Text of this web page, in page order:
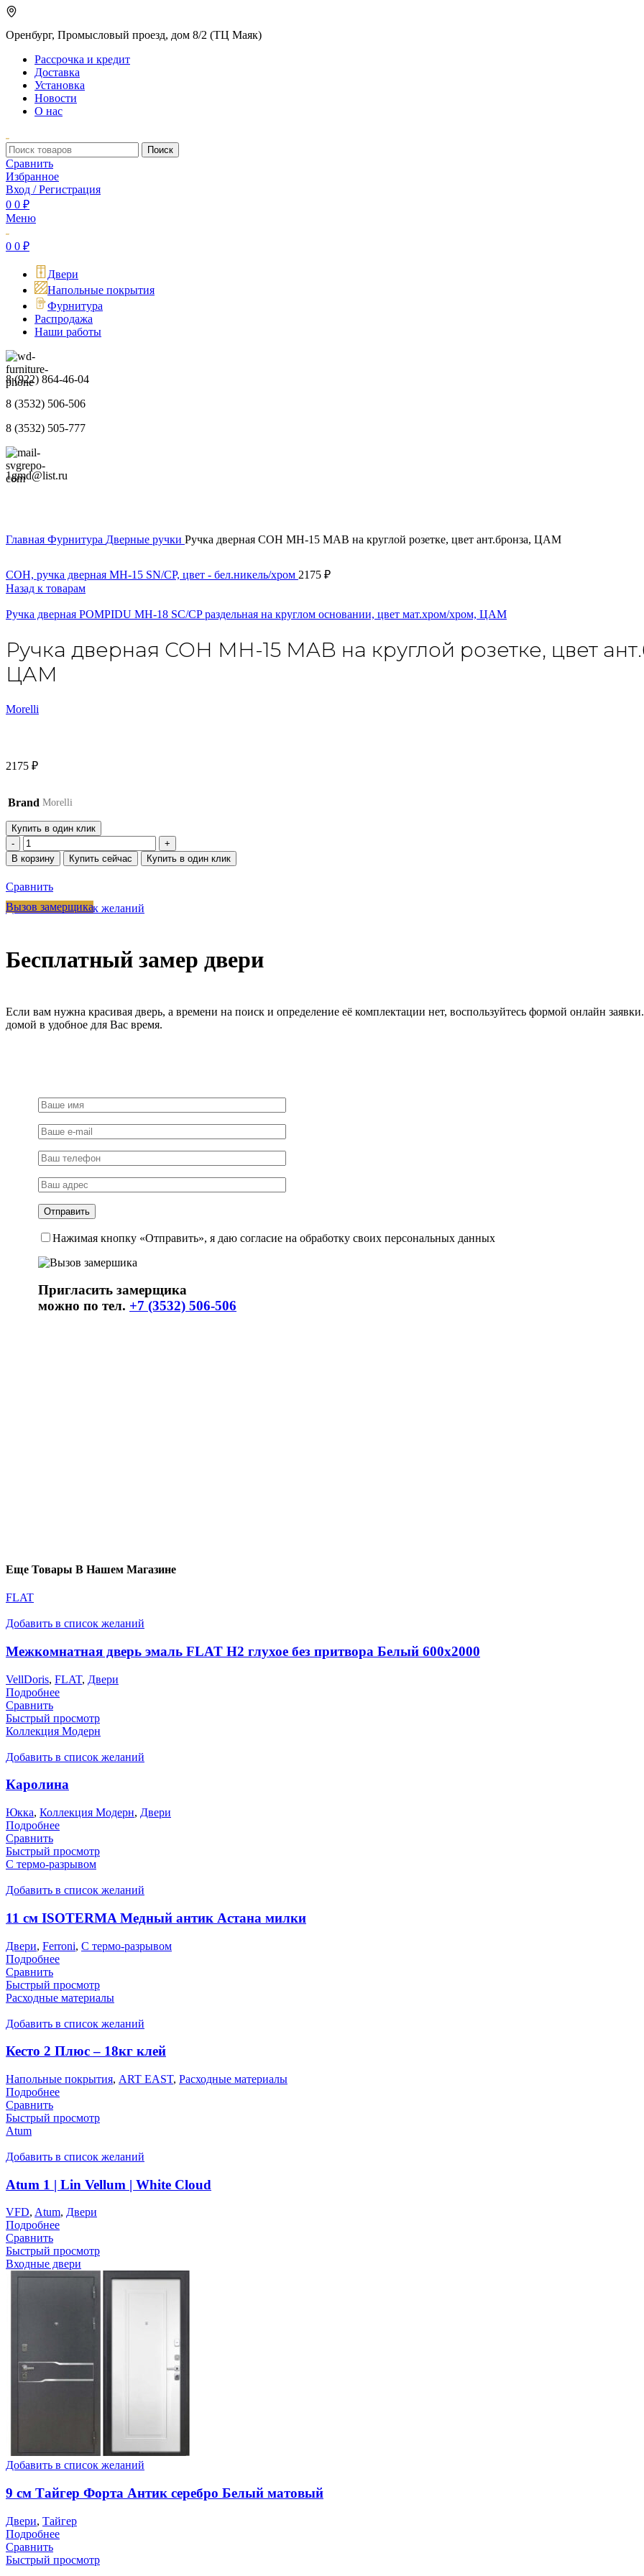
Оренбург, Промысловый проезд, дом 8/2 (ТЦ Маяк)
Рассрочка и кредит
Доставка
Установка
Новости
О нас
Поиск
Сравнить
Избранное
Вход / Регистрация
0 0 ₽
Меню
0 0 ₽
Двери
Напольные покрытия
Фурнитура
Распродажа
Наши работы
8 (922) 864-46-04
8 (3532) 506-506
8 (3532) 505-777
1gmd@list.ru
Главная Фурнитура Дверные ручки Ручка дверная СОН MH-15 MAB на круглой розетке, цвет ант.бронза, ЦАМ
СОН, ручка дверная MH-15 SN/CP, цвет - бел.никель/хром 2175 ₽
Назад к товарам
Ручка дверная POMPIDU MH-18 SC/CP раздельная на круглом основании, цвет мат.хром/хром, ЦАМ
Ручка дверная СОН MH-15 MAB на круглой розетке, цвет
ЦАМ
Morelli
2175 ₽
Brand Morelli
Купить в один клик
Количество
товара
Ручка
СОН
MH-
круглой
розетке,
ЦАМ
В корзину Купить сейчас Купить в один клик
Сравнить
Добавить в список желаний
Вызов замерщика
Бесплатный замер двери
Если вам нужна красивая дверь, а времени на поиск и определение её комплектации нет, воспользуйтесь формой онлайн
домой в удобное для Вас время.
Нажимая кнопку «Отправить», я даю согласие на обработку своих персональных данных
Пригласить замерщика
можно по тел. +7 (3532) 506-506
Еще Товары В Нашем Магазине
FLAT
Добавить в список желаний
Межкомнатная дверь эмаль FLAT H2 глухое без притвора Белый 600х2000
VellDoris, FLAT, Двери
Подробнее
Сравнить
Быстрый просмотр
Коллекция Модерн
Добавить в список желаний
Каролина
Юкка, Коллекция Модерн, Двери
Подробнее
Сравнить
Быстрый просмотр
С термо-разрывом
Добавить в список желаний
11 см ISOTERMA Медный антик Астана милки
Двери, Ferroni, С термо-разрывом
Подробнее
Сравнить
Быстрый просмотр
Расходные материалы
Добавить в список желаний
Кесто 2 Плюс – 18кг клей
Напольные покрытия, ART EAST, Расходные материалы
Подробнее
Сравнить
Быстрый просмотр
Atum
Добавить в список желаний
Atum 1 | Lin Vellum | White Cloud
VFD, Atum, Двери
Подробнее
Сравнить
Быстрый просмотр
Входные двери
Добавить в список желаний
9 см Тайгер Форта Антик серебро Белый матовый
Двери, Тайгер
Подробнее
Сравнить
Быстрый просмотр